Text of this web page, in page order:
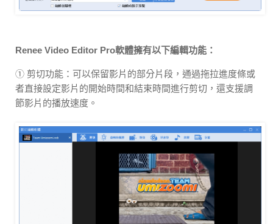
Renee Video Editor Pro軟體擁有以下編輯功能：
① 剪切功能：可以保留影片的部分片段，通過拖拉進度條或
者直接設定影片的開始時間和結束時間進行剪切，還支援調
節影片的播放速度。